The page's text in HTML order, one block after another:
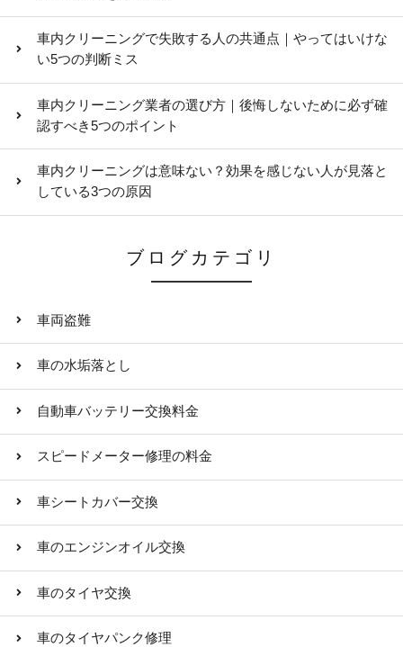
車内クリーニングで失敗する人の共通点｜やってはいけな
い5つの判断ミス
車内クリーニング業者の選び方｜後悔しないために必ず確
認すべき5つのポイント
車内クリーニングは意味ない？効果を感じない人が見落と
している3つの原因
ブログカテゴリ
車両盗難
車の水垢落とし
自動車バッテリー交換料金
スピードメーター修理の料金
車シートカバー交換
車のエンジンオイル交換
車のタイヤ交換
車のタイヤパンク修理